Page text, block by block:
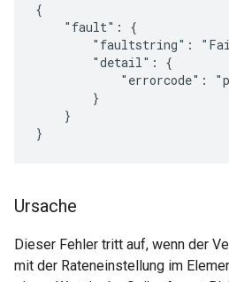
{
    "fault": {
"faultstring":
        "detail": {
"errorcode":
        }
    }
}
Ursache
Dieser Fehler tritt auf, wenn der
mit der Rateneinstellung im